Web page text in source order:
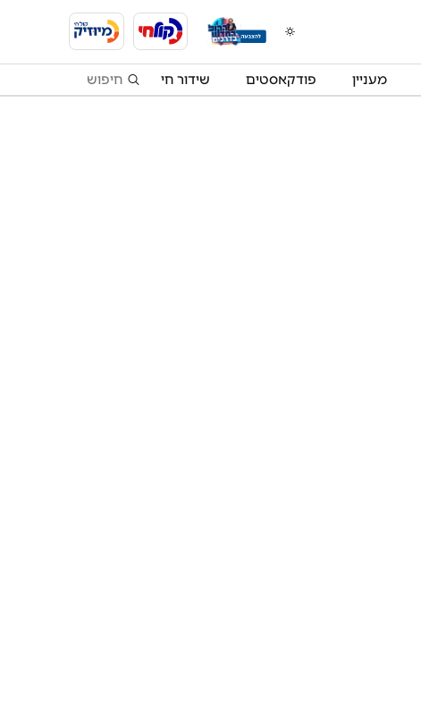
מעניין פודקאסטים שידור חי